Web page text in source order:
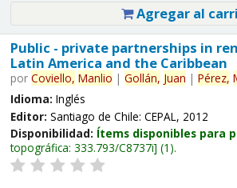
Agregar al
Public - private partnerships in
Latin America and the Caribbean
por Coviello, Manlio | Gollán, Juan | Pérez,
Idioma: Inglés
Editor: Santiago de Chile: CEPAL, 2012
Disponibilidad: Ítems disponibles para
topográfica: 333.793/C8737i (1).